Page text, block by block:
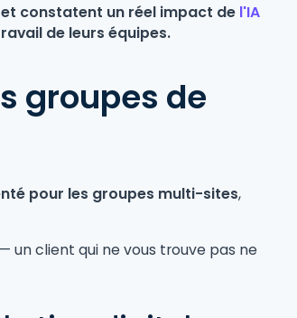
constatent un réel impact de l'IA
de leurs équipes.
groupes de
pour les groupes multi-sites,
un client qui ne vous trouve pas ne